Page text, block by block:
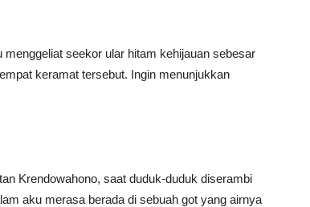
seekor ular hitam kehijauan sebesar
keramat tersebut. Ingin menunjukkan
Krendowahono, saat duduk-duduk diserambi
aku merasa berada di sebuah got yang airnya